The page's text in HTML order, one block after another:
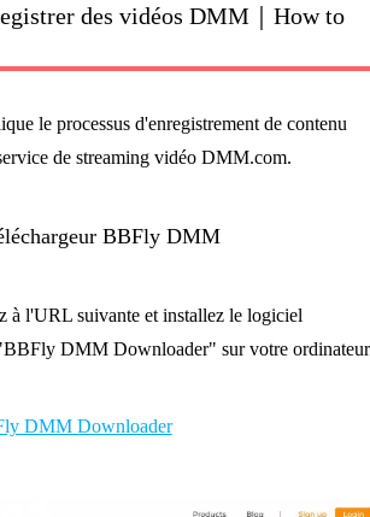
des vidéos DMM｜How to
le processus d'enregistrement de contenu
de streaming vidéo DMM.com.
BBFly DMM
à l'URL suivante et installez le logiciel
DMM Downloader" sur votre
DMM Downloader